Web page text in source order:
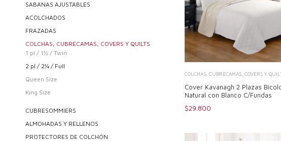
SABANAS AJUSTABLES
ACOLCHADOS
FRAZADAS
COLCHAS, CUBRECAMAS, COVERS Y QUILTS
1 pl / 1½ / Twin
2 pl / 2¼ / Full
Queen Size
King Size
CUBRESOMMIERS
ALMOHADAS Y RELLENOS
PROTECTORES DE COLCHÓN
COLCHAS, CUBRECAMAS, COVERS Y
Cover Kavanagh 2 Plazas
Natural con Blanco C/Fundas
$29.800